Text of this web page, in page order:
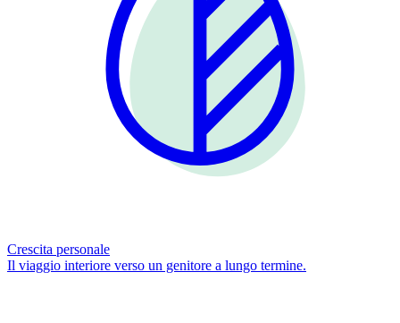
Crescita personale
Il viaggio interiore verso un genitore a lungo termine.